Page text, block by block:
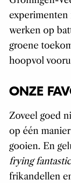
werken op
groene
hoopvol
ONZE
Zoveel goed
op één
gooien. En
frying
frikandellen